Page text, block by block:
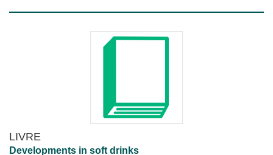
LIVRE
Developments in soft drinks